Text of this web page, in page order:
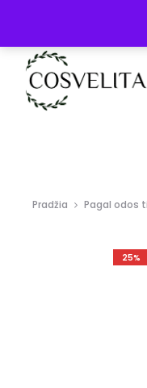
Pradžia Pagal odos
25%